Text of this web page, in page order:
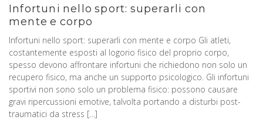
Infortuni nello sport: superarli con
mente e corpo
Infortuni nello sport: superarli con mente e corpo Gli atleti,
costantemente esposti al logorio fisico del proprio corpo,
spesso devono affrontare infortuni che richiedono non solo un
recupero fisico, ma anche un supporto psicologico. Gli infortuni
sportivi non sono solo un problema fisico: possono causare
gravi ripercussioni emotive, talvolta portando a disturbi post-
traumatici da stress […]